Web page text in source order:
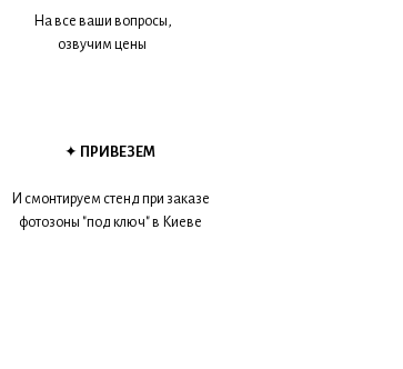
На все ваши вопросы,
озвучим цены
✦ ПРИВЕЗЕМ
И смонтируем стенд при заказе
фотозоны "под ключ" в Киеве